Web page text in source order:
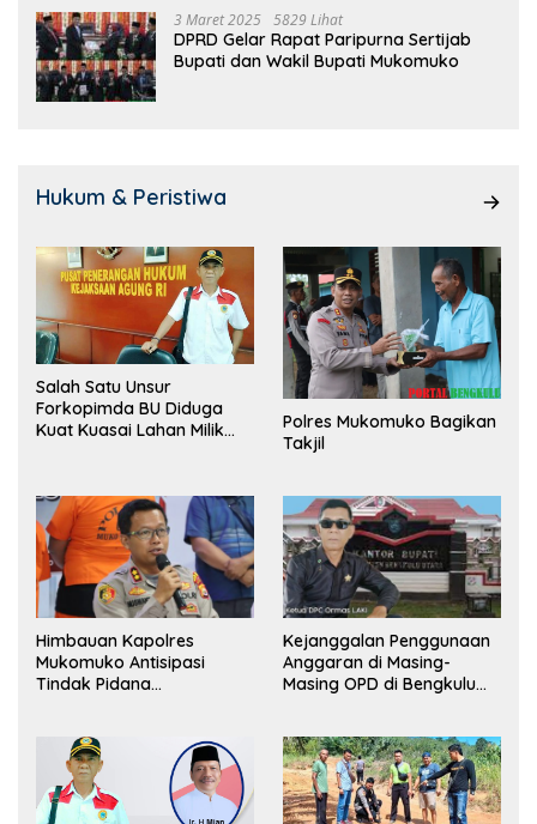
3 Maret 2025 5829 Lihat
DPRD Gelar Rapat Paripurna Sertijab
Bupati dan Wakil Bupati Mukomuko
Hukum & Peristiwa
Salah Satu Unsur
Forkopimda BU Diduga
Kuat Kuasai Lahan Milik
Polres Mukomuko Bagikan
Takjil
Himbauan Kapolres
Mukomuko Antisipasi
Tindak Pidana
Kejanggalan Penggunaan
Anggaran di Masing-
Masing OPD di Bengkulu